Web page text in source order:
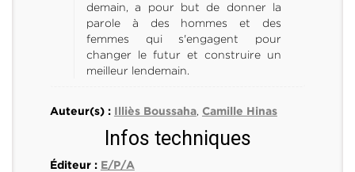
demain, a pour but de donner la
parole à des hommes et des
femmes qui s'engagent pour
changer le futur et construire un
meilleur lendemain.
Auteur(s) : Illiès Boussaha, Camille Hinas
Infos techniques
Éditeur : E/P/A